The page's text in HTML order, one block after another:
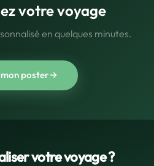
votre voyage
en quelques minutes.
poster
votre voyage ?